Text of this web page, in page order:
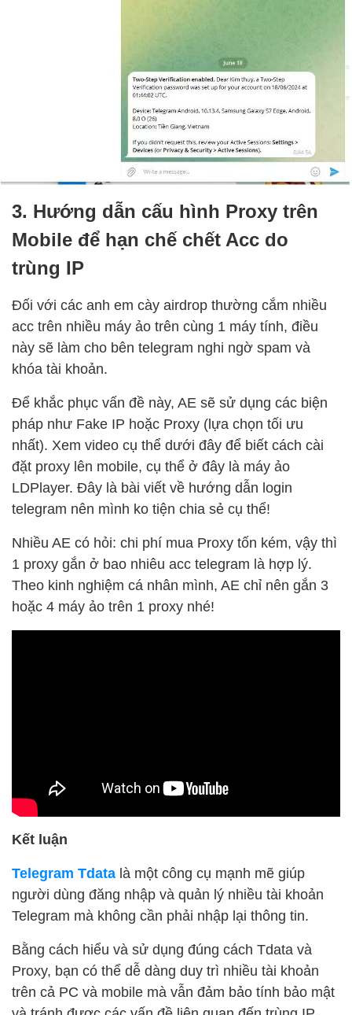
3. Hướng dẫn cấu hình Proxy trên
Mobile để hạn chế chết Acc do
trùng IP
Đối với các anh em cày airdrop thường cắm nhiều
acc trên nhiều máy ảo trên cùng 1 máy tính, điều
này sẽ làm cho bên telegram nghi ngờ spam và
khóa tài khoản.
Để khắc phục vấn đề này, AE sẽ sử dụng các biện
pháp như Fake IP hoặc Proxy (lựa chọn tối ưu
nhất). Xem video cụ thể dưới đây để biết cách cài
đặt proxy lên mobile, cụ thể ở đây là máy ảo
LDPlayer. Đây là bài viết về hướng dẫn login
telegram nên mình ko tiện chia sẻ cụ thể!
Nhiều AE có hỏi: chi phí mua Proxy tốn kém, vậy thì
1 proxy gắn ở bao nhiêu acc telegram là hợp lý.
Theo kinh nghiệm cá nhân mình, AE chỉ nên gắn 3
hoặc 4 máy ảo trên 1 proxy nhé!
Kết luận
Telegram Tdata là một công cụ mạnh mẽ giúp
người dùng đăng nhập và quản lý nhiều tài khoản
Telegram mà không cần phải nhập lại thông tin.
Bằng cách hiểu và sử dụng đúng cách Tdata và
Proxy, bạn có thể dễ dàng duy trì nhiều tài khoản
trên cả PC và mobile mà vẫn đảm bảo tính bảo mật